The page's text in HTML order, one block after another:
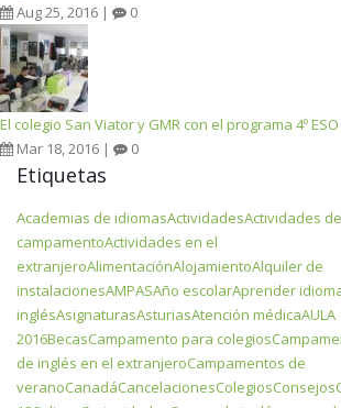
Aug 25, 2016 |
0
El colegio San Viator y GMR con el programa 4º
Mar 18, 2016 |
0
Etiquetas
Academias de idiomasActividadesActividades
campamentoActividades en el
extranjeroAlimentaciónAlojamientoAlquiler de
instalacionesAMPASAño escolarAprender
inglésAsignaturasAsturiasAtención médicaAULA
2016BecasCampamento para colegios
de inglés en el extranjeroCampamentos de
veranoCanadáCancelacionesColegiosConsejos